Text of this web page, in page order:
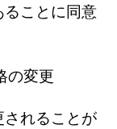
ことに同意
の変更
れることが